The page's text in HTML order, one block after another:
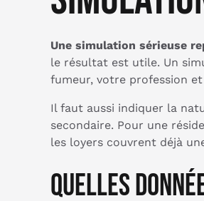
Une simulation sérieuse
le résultat est utile. Un
fumeur, votre profession
Il faut aussi indiquer la
secondaire. Pour une
les loyers couvrent déjà
Quelles